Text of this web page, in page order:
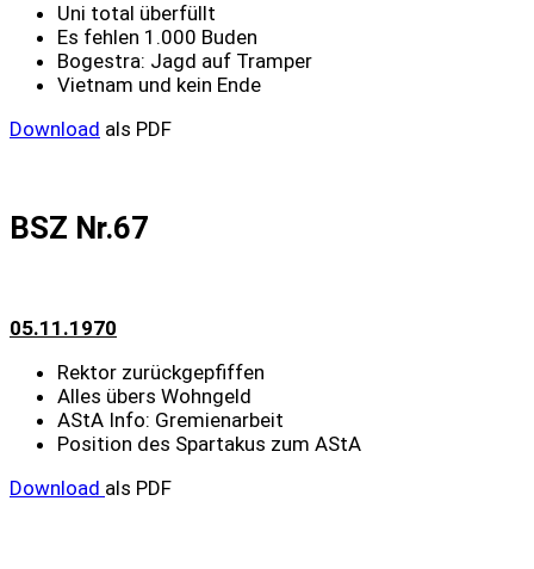
Uni total überfüllt
Es fehlen 1.000 Buden
Bogestra: Jagd auf Tramper
Vietnam und kein Ende
Download als PDF
BSZ Nr.67
05.11.1970
Rektor zurückgepfiffen
Alles übers Wohngeld
AStA Info: Gremienarbeit
Position des Spartakus zum AStA
Download als PDF